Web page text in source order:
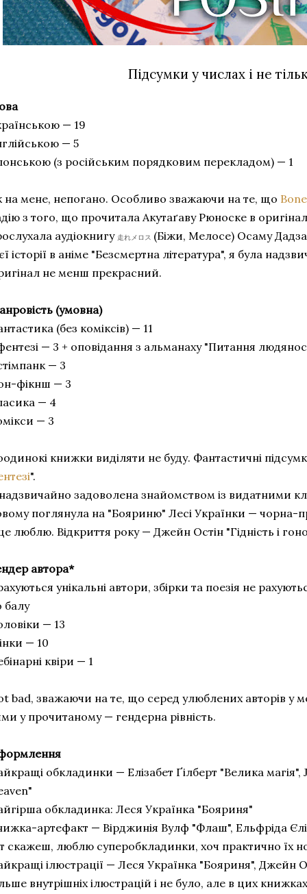
Підсумки у числах і не
— 19
— 5
(з російським порядковим перекладом) — 1
на мене, непогано. Особливо зважаючи на те, що
з того, що прочитала Акутаґаву Рюноске в
аудіокнигу 走れメロス (Біжи, Мелосе) Осаму
історії в аніме "Безсмертна література", я була
не менш прекрасний.
(умовна)
(без коміксів) — 11
— 3 + оповідання з альманаху "Питання
— 3
фікнш — 3
— 4
— 3
книжки виділяти не буду. Фантастичні
".
задоволена знайомством із видатними
поглянула на "Бояриню" Лесі Українки — чорна-
люблю. Відкриття року — Джейн Остін "Гідність і
автора*
унікальні автори, збірки та поезія не
балу
— 13
— 10
квіри — 1
bad, зважаючи на те, що серед улюблених авторів у
у прочитаному — гендерна рівність.
обкладинки — Елізабет Ґілберт "Велика магія",
обкладинка: Леся Українка "Бояриня"
артефакт — Вірджинія Вулф "Флаш", Ельфріда
скажеш, люблю суперобкладинки, хоч практично їх
ілюстрації — Леся Українка "Бояриня", Джейн
внутрішніх ілюстрацій і не було, але в цих